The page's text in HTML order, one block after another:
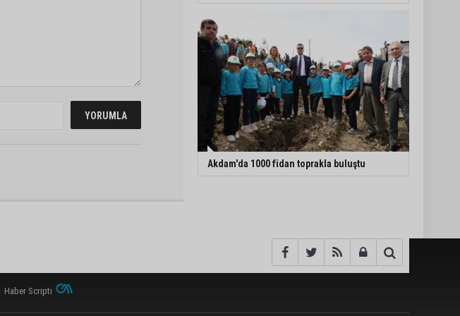
Akdam'da 1000 fidan toprakla buluştu
Haber Scripti